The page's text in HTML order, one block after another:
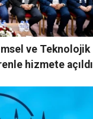
ve Teknolojik
hizmete açıldı